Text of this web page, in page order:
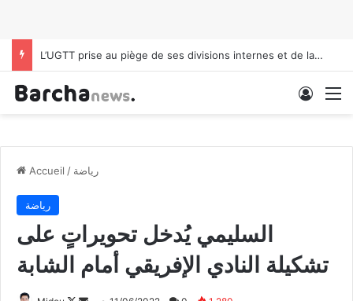
L’UGTT prise au piège de ses divisions internes et de la pression politique
Accueil / رياضة
رياضة
السليمي يُدخل تحويراتٍ على
تشكيلة النادي الإفريقي أمام الشابة